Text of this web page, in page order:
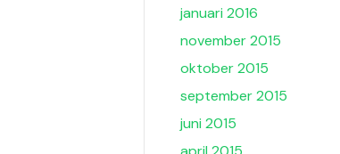
januari 2016
november 2015
oktober 2015
september 2015
juni 2015